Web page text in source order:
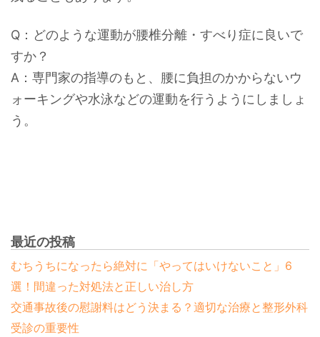
Q：どのような運動が腰椎分離・すべり症に良いで
すか？
A：専門家の指導のもと、腰に負担のかからないウ
ォーキングや水泳などの運動を行うようにしましょ
う。
最近の投稿
むちうちになったら絶対に「やってはいけないこと」6
選！間違った対処法と正しい治し方
交通事故後の慰謝料はどう決まる？適切な治療と整形外科
受診の重要性